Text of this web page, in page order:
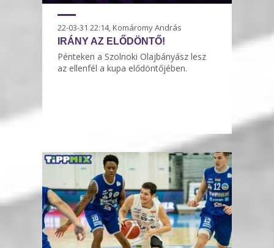
22-03-31 22:14, Komáromy András
IRÁNY AZ ELŐDÖNTŐ!
Pénteken a Szolnoki Olajbányász lesz
az ellenfél a kupa elődöntőjében.